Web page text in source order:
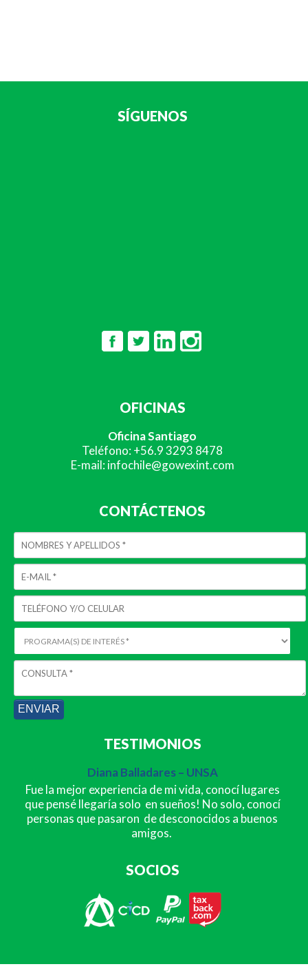
SÍGUENOS
OFICINAS
Oficina Santiago
Teléfono: +56.9 3293 8478
E-mail: infochile@gowexint.com
CONTÁCTENOS
TESTIMONIOS
Diana Balladares – UNSA
Fue la mejor experiencia de mi vida, conocí lugares
que pensé llegaría solo en sueños! No solo, conocí
personas que pasaron de desconocidos a buenos
amigos.
SOCIOS